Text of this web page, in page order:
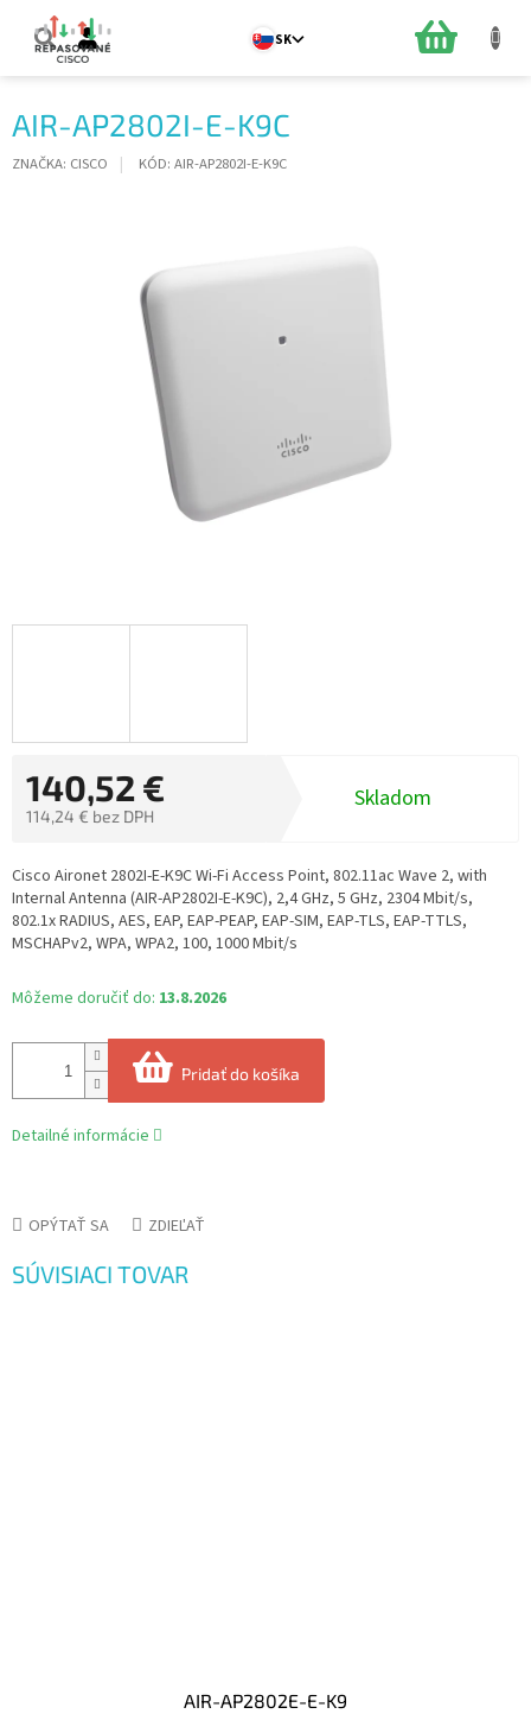
obsah
SK
AIR-AP2802I-E-K9C
ZNAČKA: CISCO KÓD: AIR-AP2802I-E-K9C
140,52 €
114,24 € bez DPH
cena:
Skladom
Môžeme doručiť do: 13.8.2026
Pridať do košíka
Cisco Aironet 2802I-E-K9C Wi-Fi Access Point, 802.11ac Wave 2, with
Internal Antenna (AIR-AP2802I-E-K9C), 2,4 GHz, 5 GHz, 2304 Mbit/s,
802.1x RADIUS, AES, EAP, EAP-PEAP, EAP-SIM, EAP-TLS, EAP-TTLS,
MSCHAPv2, WPA, WPA2, 100, 1000 Mbit/s
Detailné informácie
OPÝTAŤ SA ZDIEĽAŤ
SÚVISIACI TOVAR
AIR-AP2802E-E-K9